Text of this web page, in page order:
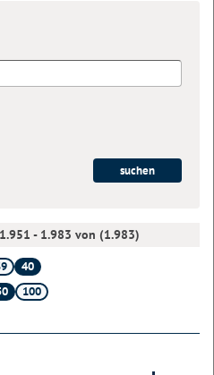
- 1.983 von (1.983)
40
100